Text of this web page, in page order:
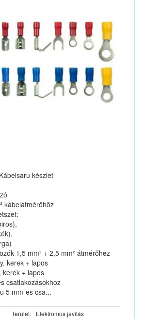
készlet
kábelátmérőhöz
1,5 mm² + 2,5 mm² átmérőhez
kerek + lapos
kerek + lapos
csatlakozásokhoz
5 mm-es csa...
Terület:
Elektromos javítás